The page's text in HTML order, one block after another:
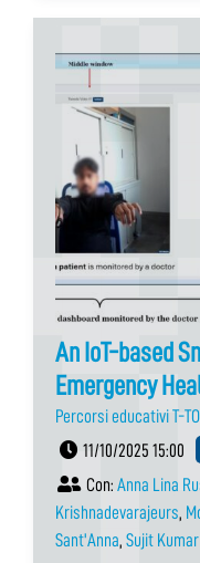
An IoT-based
Emergency
Percorsi educativi T-
11/10/2025 15:00
Con: Anna Lina
Krishnadevarajeurs,
Sant'Anna, Sujit Kumar